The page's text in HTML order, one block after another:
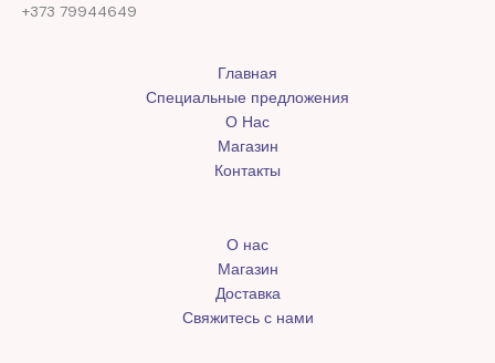
+373 79944649
Главная
Специальные предложения
О Нас
Магазин
Контакты
О нас
Магазин
Доставка
Свяжитесь с нами